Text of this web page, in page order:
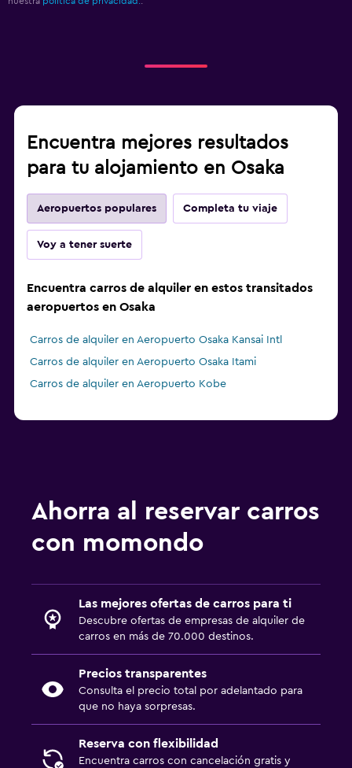
Encuentra mejores resultados
para tu alojamiento en Osaka
Aeropuertos populares Completa tu viaje
Voy a tener suerte
Encuentra carros de alquiler en estos transitados
aeropuertos en Osaka
Carros de alquiler en Aeropuerto Osaka Kansai Intl
Carros de alquiler en Aeropuerto Osaka Itami
Carros de alquiler en Aeropuerto Kobe
Ahorra al reservar carros
con momondo
Las mejores ofertas de carros para ti
Descubre ofertas de empresas de alquiler de
carros en más de 70.000 destinos.
Precios transparentes
Consulta el precio total por adelantado para
que no haya sorpresas.
Reserva con flexibilidad
Encuentra carros con cancelación gratis y